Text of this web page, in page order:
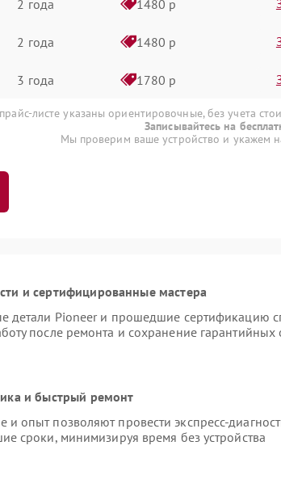
2 года 1480 р
2 года 1480 р
3 года 1780 р
листе указаны ориентировочные, без учета
Записывайтесь на
Мы проверим ваше устройство и укажем
и сертифицированные мастера
детали Pioneer и прошедшие сертификацию
после ремонта и сохранение гарантийных
и быстрый ремонт
опыт позволяют провести экспресс-
сроки, минимизируя время без устройства